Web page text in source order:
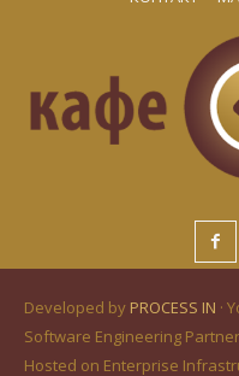
Developed by PROCESS IN ·
Software Engineering Partner
Hosted on Enterprise